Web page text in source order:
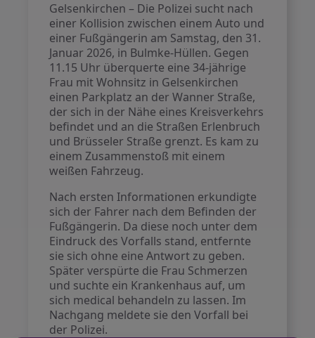
Gelsenkirchen – Die Polizei sucht nach
einer Kollision zwischen einem Auto und
einer Fußgängerin am Samstag, den 31.
Januar 2026, in Bulmke-Hüllen. Gegen
11.15 Uhr überquerte eine 34-jährige
Frau mit Wohnsitz in Gelsenkirchen
einen Parkplatz an der Wanner Straße,
der sich in der Nähe eines Kreisverkehrs
befindet und an die Straßen Erlenbruch
und Brüsseler Straße grenzt. Es kam zu
einem Zusammenstoß mit einem
weißen Fahrzeug.
Nach ersten Informationen erkundigte
sich der Fahrer nach dem Befinden der
Fußgängerin. Da diese noch unter dem
Eindruck des Vorfalls stand, entfernte
sie sich ohne eine Antwort zu geben.
Später verspürte die Frau Schmerzen
und suchte ein Krankenhaus auf, um
sich medical behandeln zu lassen. Im
Nachgang meldete sie den Vorfall bei
der Polizei.